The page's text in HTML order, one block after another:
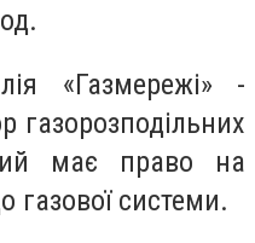
«Газмережі» -
газорозподільних
має право на
газової системи.